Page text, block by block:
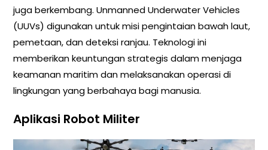
juga berkembang. Unmanned Underwater Vehicles
(UUVs) digunakan untuk misi pengintaian bawah laut,
pemetaan, dan deteksi ranjau. Teknologi ini
memberikan keuntungan strategis dalam menjaga
keamanan maritim dan melaksanakan operasi di
lingkungan yang berbahaya bagi manusia.
Aplikasi Robot Militer